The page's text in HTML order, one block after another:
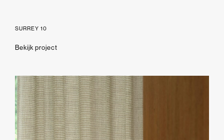
SURREY 10
Bekijk project